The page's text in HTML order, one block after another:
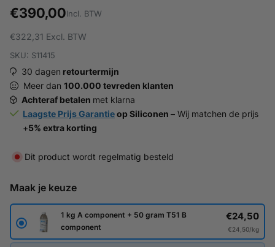
€390,00Incl. BTW
€322,31 Excl. BTW
SKU: S11415
30 dagen retourtermijn
Meer dan 100.000 tevreden klanten
Achteraf betalen met klarna
Laagste Prijs Garantieop Siliconen – Wij matchen de prijs
+5% extra korting
Dit product wordt regelmatig besteld
Maak je keuze
1 kg A component + 50 gram T51 B
component
€24,50
€24,50/kg